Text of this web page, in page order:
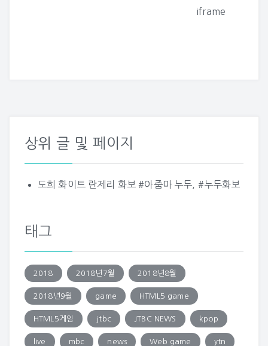
iframe
상위 글 및 페이지
도희 화이트 란제리 화보 #아줌마 누두, #누두화보
태그
2018 2018년7월 2018년8월
2018년9월 game HTML5 game
HTML5게임 jtbc JTBC NEWS kpop
live mbc news Web game ytn